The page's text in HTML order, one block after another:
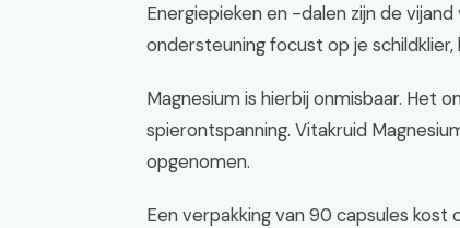
Energiepieken en -dalen zijn de
ondersteuning focust op je
Magnesium is hierbij onmisbaar. Het
spierontspanning. Vitakruid
opgenomen.
Een verpakking van 90 capsules